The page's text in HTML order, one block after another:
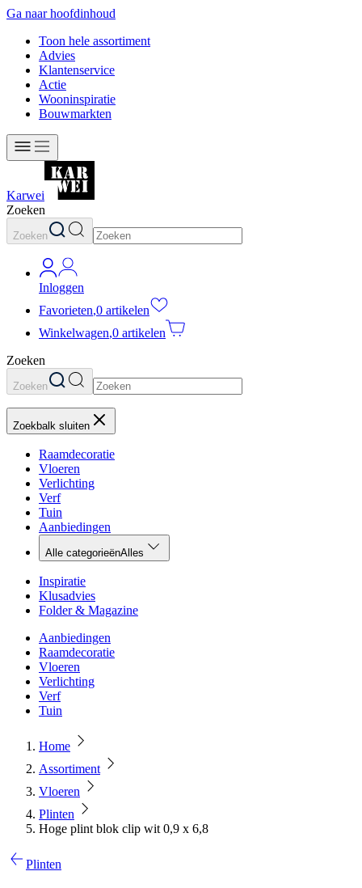
Ga naar hoofdinhoud
Toon hele assortiment
Advies
Klantenservice
Actie
Wooninspiratie
Bouwmarkten
Karwei
Zoeken
Zoeken
Inloggen
Favorieten,0 artikelen
Winkelwagen,0 artikelen
Zoeken
Zoeken
Zoekbalk sluiten
Raamdecoratie
Vloeren
Verlichting
Verf
Tuin
Aanbiedingen
Alle categorieënAlles
Inspiratie
Klusadvies
Folder & Magazine
Aanbiedingen
Raamdecoratie
Vloeren
Verlichting
Verf
Tuin
Home
Assortiment
Vloeren
Plinten
Hoge plint blok clip wit 0,9 x 6,8
Plinten